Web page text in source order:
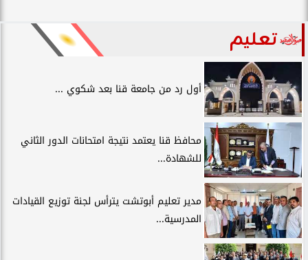
تعليم
أول رد من جامعة قنا بعد شكوي ...
محافظ قنا يعتمد نتيجة امتحانات الدور الثاني
للشهادة...
مدير تعليم أبوتشت يترأس لجنة توزيع القيادات
المدرسية...